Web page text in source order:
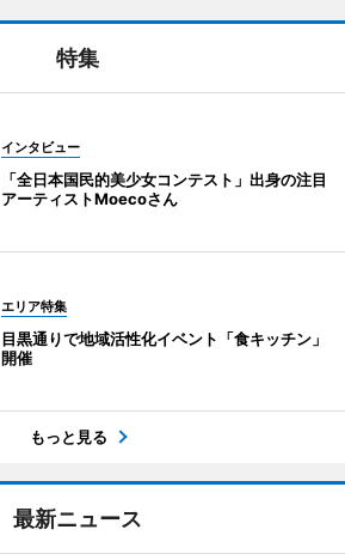
特集
インタビュー
「全日本国民的美少女コンテスト」出身の注目
アーティストMoecoさん
エリア特集
目黒通りで地域活性化イベント「食キッチン」
開催
もっと見る
最新ニュース